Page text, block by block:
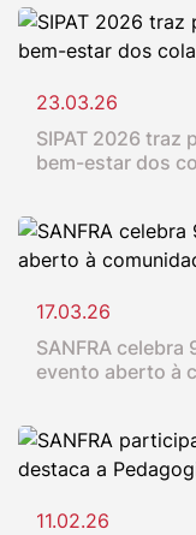
23.03.26
SIPAT 2026 traz
bem-estar dos
17.03.26
SANFRA
evento aberto à
11.02.26